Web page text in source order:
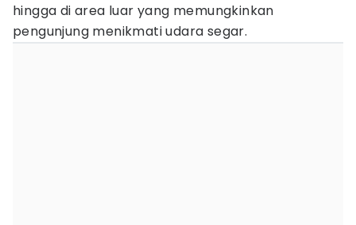
hingga di area luar yang memungkinkan
pengunjung menikmati udara segar.